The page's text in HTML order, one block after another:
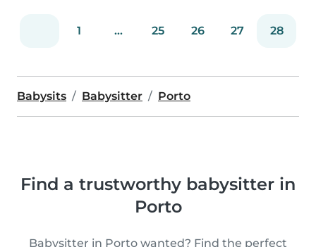
1 ... 25 26 27 28
Babysits Babysitter Porto
Find a trustworthy babysitter in
Porto
Babysitter in Porto wanted? Find the perfect